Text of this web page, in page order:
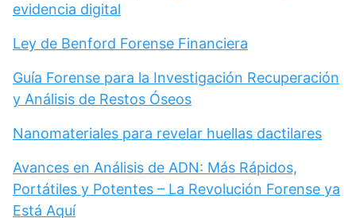
evidencia digital
Ley de Benford Forense Financiera
Guía Forense para la Investigación Recuperación
y Análisis de Restos Óseos
Nanomateriales para revelar huellas dactilares
Avances en Análisis de ADN: Más Rápidos,
Portátiles y Potentes – La Revolución Forense ya
Está Aquí